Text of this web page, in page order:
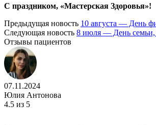
С праздником, «Мастерская Здоровья»!
Предыдущая новость 10 августа — День
Следующая новость 8 июля — День семьи,
Отзывы пациентов
07.11.2024
Юлия Антонова
4.5 из 5